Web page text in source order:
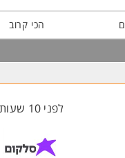
הכי קרוב
לפני 10 שעות